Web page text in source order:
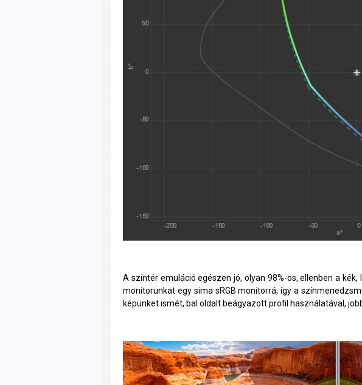
A színtér emuláció egészen jó, olyan 98%-os, ellenben a
monitorunkat egy sima sRGB monitorrá, így a
képünket ismét, bal oldalt beágyazott profil használatával,